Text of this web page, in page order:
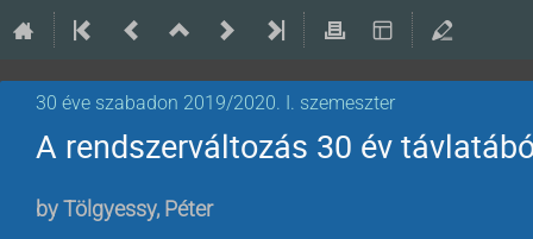
30 éve szabadon 2019/2020. I. szemeszter
A rendszerváltozás 30 év
by Tölgyessy, Péter